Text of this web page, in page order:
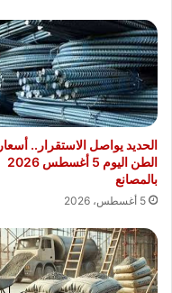
الحديد يواصل الاستقرار.. أسعار
الطن اليوم 5 أغسطس 2026
بالمصانع
5 أغسطس، 2026